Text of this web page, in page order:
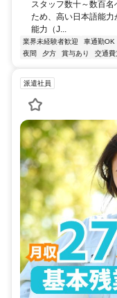
スタッフ数十～数百
ため、高い日本語能
能力（J...
業界未経験者歓迎 車通勤OK
夜間
夕方 賞与あり 交通費
派遣社員